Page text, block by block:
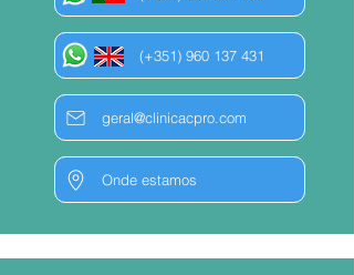
(+351) 960 137 431
geral@clinicacpro.com
Onde estamos